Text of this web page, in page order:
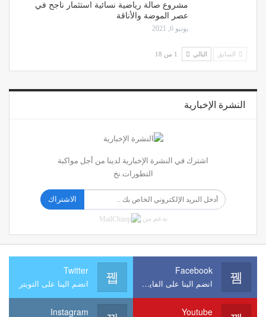
مشروع صالة رياضية نسائية استثمار ناجح في
عصر الموضة والأناقة
يونيو 6, 2021
السابق التالي 1 من 18
النشرة الإخبارية
اشترك في النشرة الإخبارية لدينا من أجل مواكبة
التطورات.نخ
الاشتراك
بدعم من
Facebook
انضم الينا على الفايسبوك
Twitter
انضم الينا على التويتر
Youtube
Instagram